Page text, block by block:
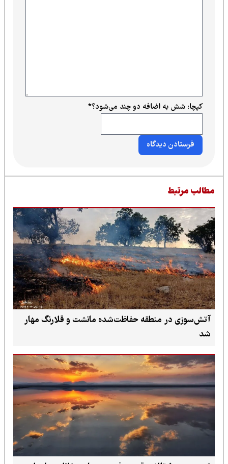
کپچا: شش به اضافه دو چند می‌شود؟*
مرتبط
آتش‌سوزی در منطقه حفاظت‌شده مانشت و قلارنگ مهار